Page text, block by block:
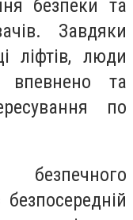
безпеки та
Завдяки
ліфтів, люди
впевнено та
по